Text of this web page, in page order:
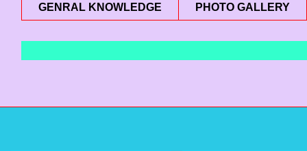
GENRAL KNOWLEDGE PHOTO GALLERY